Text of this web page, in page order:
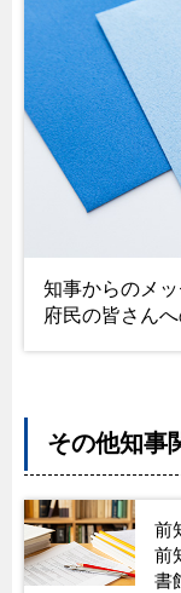
知事からのメ
府民の皆さん
その他知事
前
前
書